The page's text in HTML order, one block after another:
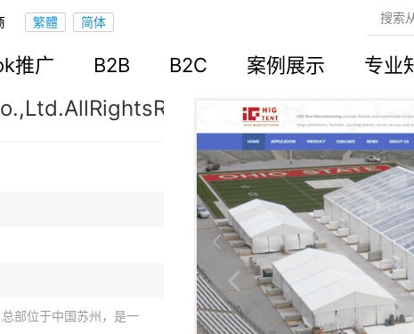
推广 B2B B2C 案例展示 专业
部位于中国苏州，是一